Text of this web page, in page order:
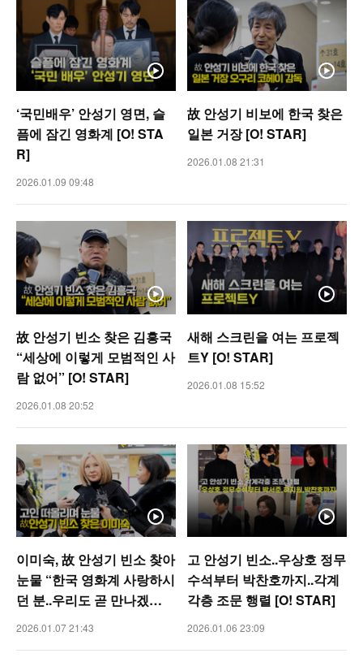
‘국민배우’ 안성기 영면, 슬
픔에 잠긴 영화계 [O! STA
R]
2026.01.09 09:48
故 안성기 비보에 한국 찾은
일본 거장 [O! STAR]
2026.01.08 21:31
故 안성기 빈소 찾은 김흥국
“세상에 이렇게 모범적인 사
람 없어” [O! STAR]
2026.01.08 20:52
새해 스크린을 여는 프로젝
트Y [O! STAR]
2026.01.08 15:52
이미숙, 故 안성기 빈소 찾아
눈물 “한국 영화계 사랑하시
던 분..우리도 곧 만나겠
죠”[O! STAR 숏폼]
2026.01.07 21:43
고 안성기 빈소..우상호 정무
수석부터 박찬호까지..각계
각층 조문 행렬 [O! STAR]
2026.01.06 23:09